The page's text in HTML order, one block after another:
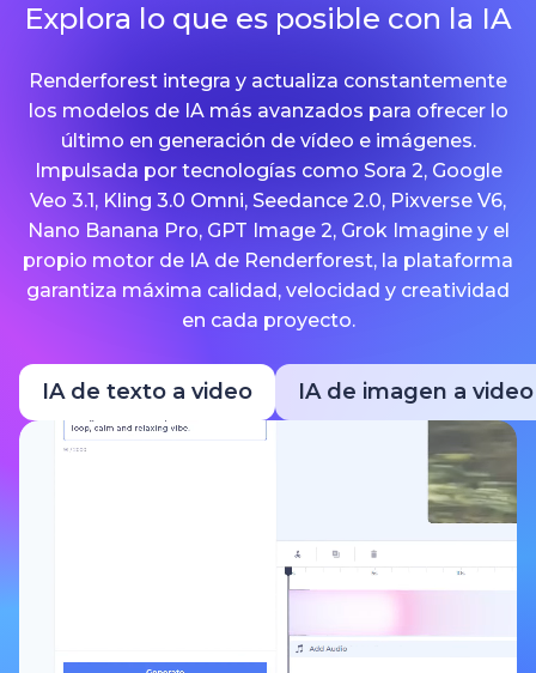
Explora lo que es posible con la IA
Renderforest integra y actualiza constantemente
los modelos de IA más avanzados para ofrecer lo
último en generación de vídeo e imágenes.
Impulsada por tecnologías como Sora 2, Google
Veo 3.1, Kling 3.0 Omni, Seedance 2.0, Pixverse V6,
Nano Banana Pro, GPT Image 2, Grok Imagine y el
propio motor de IA de Renderforest, la plataforma
garantiza máxima calidad, velocidad y creatividad
en cada proyecto.
IA de texto a video IA de imagen a video